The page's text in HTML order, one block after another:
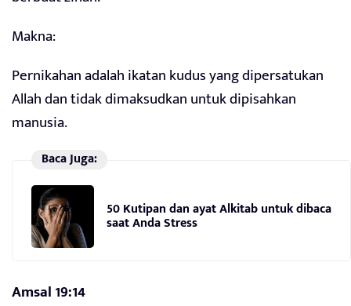
Makna:
Pernikahan adalah ikatan kudus yang dipersatukan
Allah dan tidak dimaksudkan untuk dipisahkan
manusia.
Baca Juga:
50 Kutipan dan ayat Alkitab untuk dibaca
saat Anda Stress
Amsal 19:14